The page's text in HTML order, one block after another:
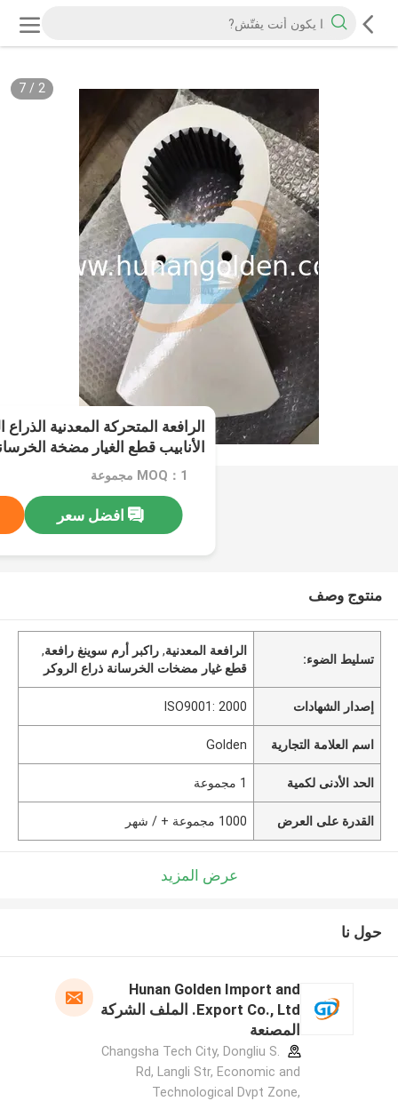
2
/
7
الأنابيب قطع الغيار مضخة
MOQ：1 مجموعة
افضل سعر
منتوج وصف
تسليط الضوء:
الرافعة المعدنية,راكبر أرم سوينغ رافعة,
قطع غيار مضخات الخرسانة ذراع الروكر
إصدار الشهادات ISO9001: 2000
اسم العلامة التجارية Golden
الحد الأدنى لكمية 1 مجموعة
القدرة على العرض 1000 مجموعة + / شهر
عرض المزيد
حول نا
Hunan Golden Import and
Export Co., Ltd. الملف الشركة
المصنعة
Changsha Tech City, Dongliu S.
Rd, Langli Str, Economic and
Technological Dvpt Zone,